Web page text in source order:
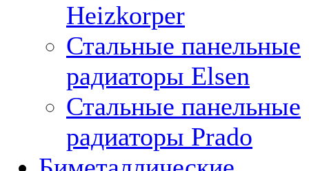
Heizkorper
Стальные панельные
радиаторы Elsen
Стальные панельные
радиаторы Prado